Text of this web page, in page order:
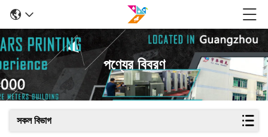
পণ্যের বিবরণ
সকল বিভাগ